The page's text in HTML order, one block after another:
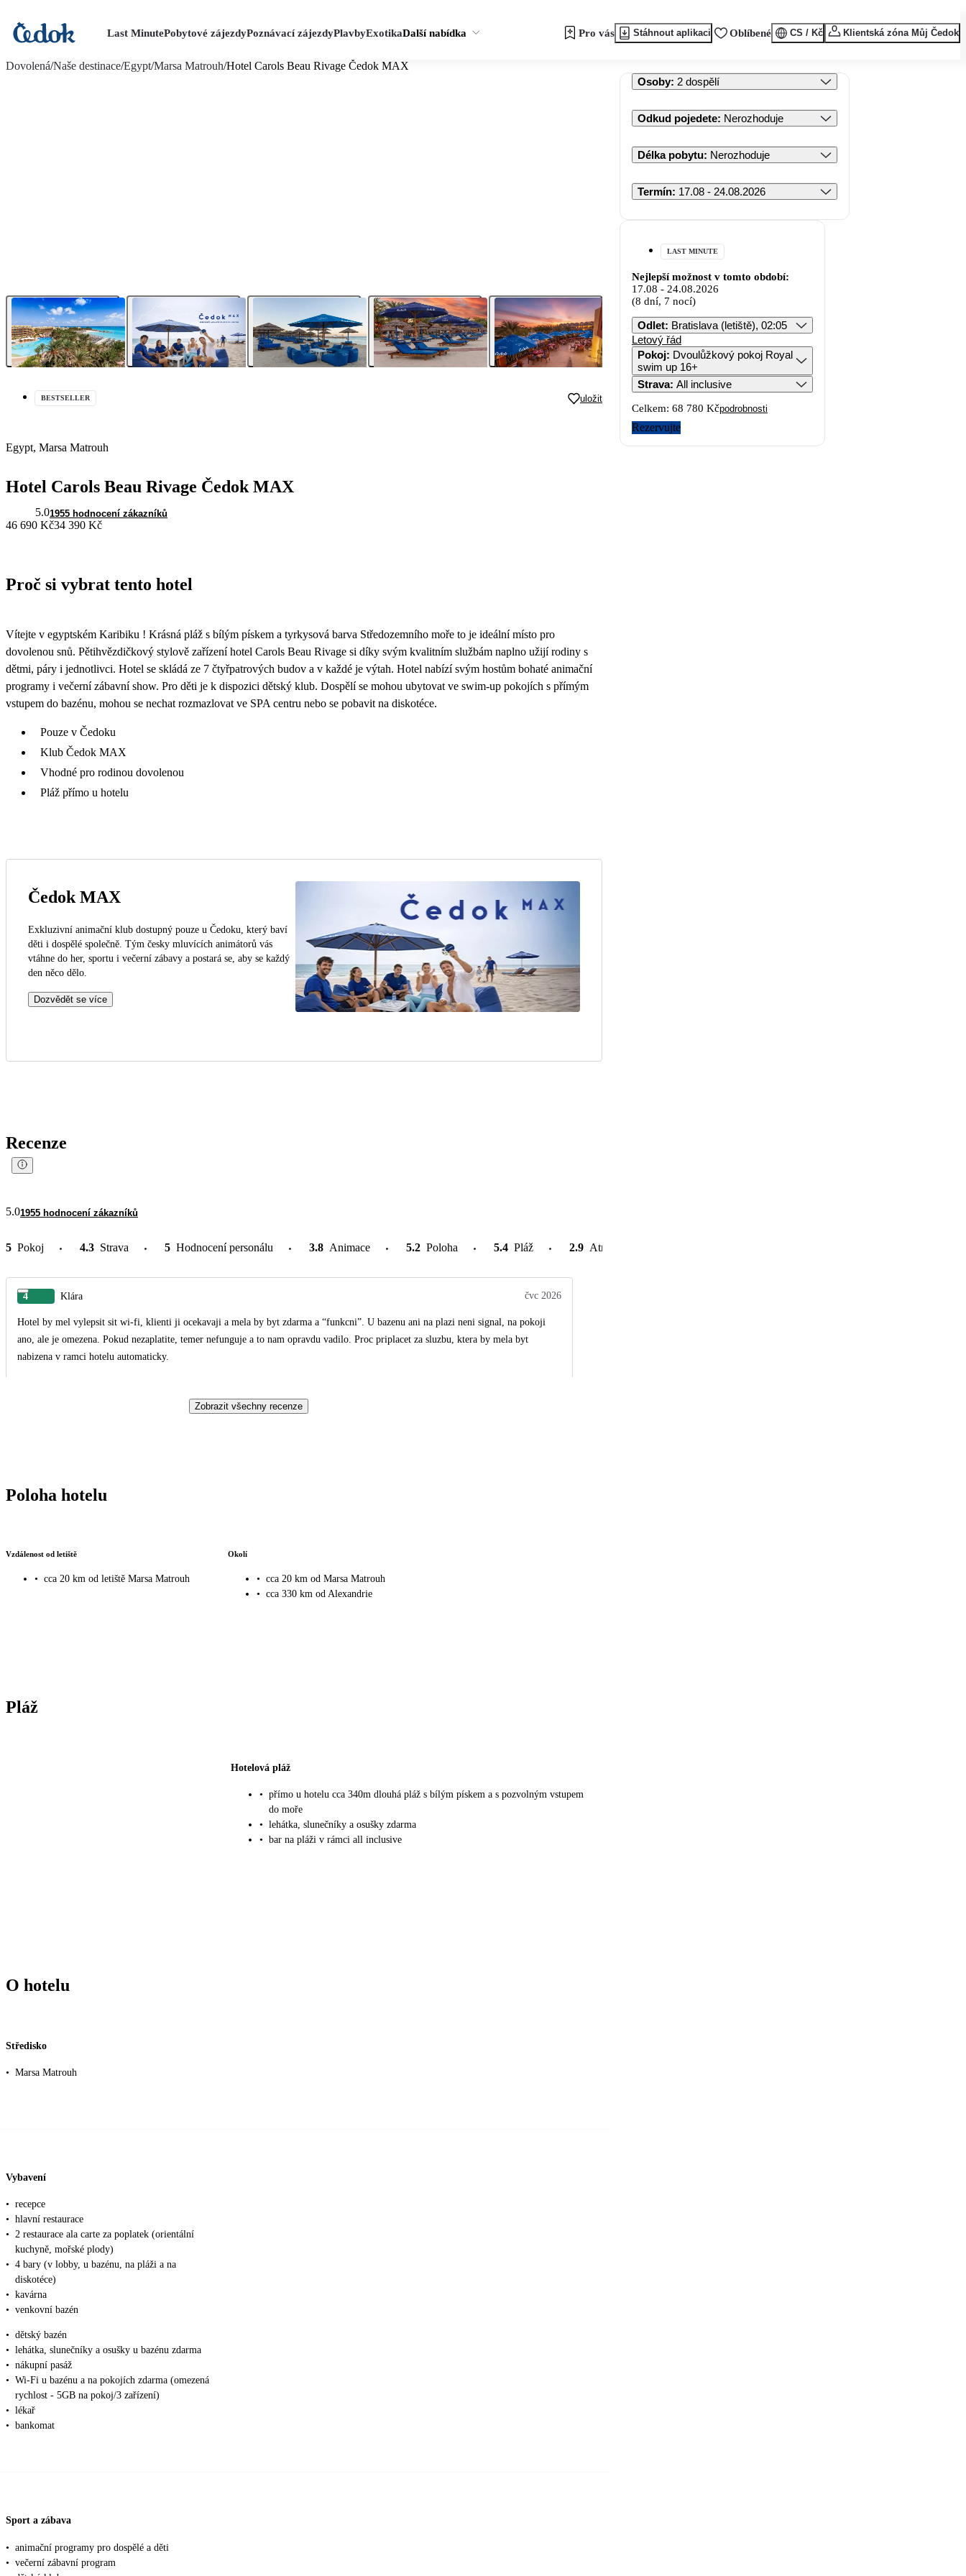
Last MinutePobytové zájezdyPoznávací zájezdyPlavbyExotikaDalší nabídka Pro vás Stáhnout aplikaci Oblíbené CS / Kč Klientská zóna Můj Čedok
Dovolená/Naše destinace/Egypt/Marsa Matrouh/Hotel Carols Beau Rivage Čedok MAX
BESTSELLER uložit
Egypt, Marsa Matrouh
Hotel Carols Beau Rivage Čedok MAX
5.01955 hodnocení zákazníků
46 690 Kč34 390 Kč
Proč si vybrat tento hotel
Vítejte v egyptském Karibiku ! Krásná pláž s bílým pískem a tyrkysová barva Středozemního moře to je ideální místo pro
dovolenou snů. Pětihvězdičkový stylově zařízení hotel Carols Beau Rivage si díky svým kvalitním službám naplno užijí rodiny s
dětmi, páry i jednotlivci. Hotel se skládá ze 7 čtyřpatrových budov a v každé je výtah. Hotel nabízí svým hostům bohaté animační
programy i večerní zábavní show. Pro děti je k dispozici dětský klub. Dospělí se mohou ubytovat ve swim-up pokojích s přímým
vstupem do bazénu, mohou se nechat rozmazlovat ve SPA centru nebo se pobavit na diskotéce.
Pouze v Čedoku
Klub Čedok MAX
Vhodné pro rodinou dovolenou
Pláž přímo u hotelu
Čedok MAX
Exkluzivní animační klub dostupný pouze u Čedoku, který baví
děti i dospělé společně. Tým česky mluvících animátorů vás
vtáhne do her, sportu i večerní zábavy a postará se, aby se každý
den něco dělo.
Dozvědět se více
Recenze
5.01955 hodnocení zákazníků
5 Pokoj 4.3 Strava 5 Hodnocení personálu 3.8 Animace 5.2 Poloha 5.4 Pláž 2.9 Atrakce v okolí
4 Klára čvc 2026
Hotel by mel vylepsit sit wi-fi, klienti ji ocekavaji a mela by byt zdarma a “funkcni”. U bazenu ani na plazi neni signal, na pokoji
ano, ale je omezena. Pokud nezaplatite, temer nefunguje a to nam opravdu vadilo. Proc priplacet za sluzbu, ktera by mela byt
nabizena v ramci hotelu automaticky.
Zobrazit všechny recenze
Poloha hotelu
Vzdálenost od letiště
• cca 20 km od letiště Marsa Matrouh
Okolí
• cca 20 km od Marsa Matrouh
• cca 330 km od Alexandrie
Pláž
Hotelová pláž
• přímo u hotelu cca 340m dlouhá pláž s bílým pískem a s pozvolným vstupem
do moře
• lehátka, slunečníky a osušky zdarma
• bar na pláži v rámci all inclusive
O hotelu
Středisko
• Marsa Matrouh
Vybavení
• recepce
• hlavní restaurace
• 2 restaurace ala carte za poplatek (orientální
kuchyně, mořské plody)
• 4 bary (v lobby, u bazénu, na pláži a na
diskotéce)
• kavárna
• venkovní bazén
• dětský bazén
• lehátka, slunečníky a osušky u bazénu zdarma
• nákupní pasáž
• Wi-Fi u bazénu a na pokojích zdarma (omezená
rychlost - 5GB na pokoj/3 zařízení)
• lékař
• bankomat
Sport a zábava
• animační programy pro dospělé a děti
• večerní zábavní program
Osoby: 2 dospělí
Odkud pojedete: Nerozhoduje
Délka pobytu: Nerozhoduje
Termín: 17.08 - 24.08.2026
LAST MINUTE
Nejlepší možnost v tomto období:
17.08 - 24.08.2026
(8 dní, 7 nocí)
Odlet: Bratislava (letiště), 02:05
Letový řád
Pokoj: Dvoulůžkový pokoj Royal
swim up 16+
Strava: All inclusive
Celkem: 68 780 Kčpodrobnosti
Rezervujte